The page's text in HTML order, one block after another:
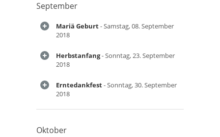
September
Mariä Geburt- Samstag, 08. September
2018
Herbstanfang- Sonntag, 23. September
2018
Erntedankfest- Sonntag, 30. September
2018
Oktober